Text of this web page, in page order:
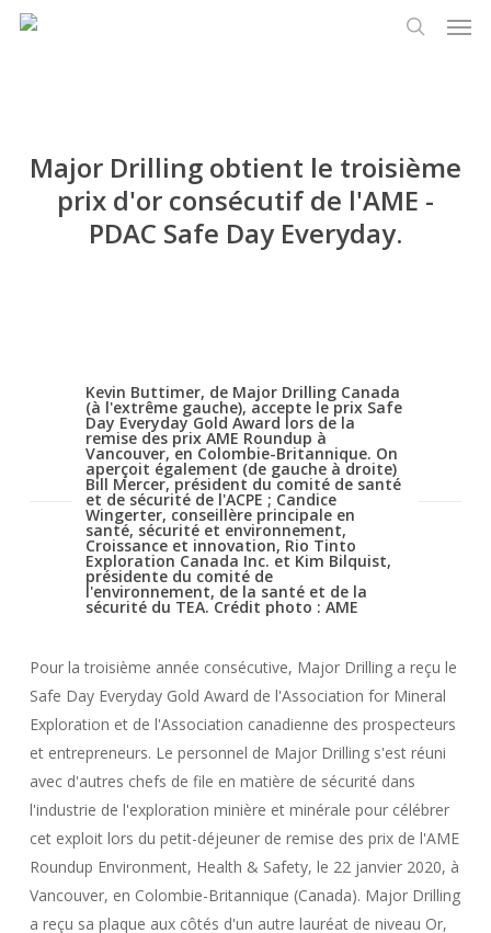
Skip
Major Drilling obtient le troisième
prix d'or consécutif de l'AME -
PDAC Safe Day Everyday.
Kevin Buttimer, de Major Drilling Canada
(à l'extrême gauche), accepte le prix Safe
Day Everyday Gold Award lors de la
remise des prix AME Roundup à
Vancouver, en Colombie-Britannique. On
aperçoit également (de gauche à droite)
Bill Mercer, président du comité de santé
et de sécurité de l'ACPE ; Candice
Wingerter, conseillère principale en
santé, sécurité et environnement,
Croissance et innovation, Rio Tinto
Exploration Canada Inc. et Kim Bilquist,
présidente du comité de
l'environnement, de la santé et de la
sécurité du TEA. Crédit photo : AME
Pour la troisième année consécutive, Major Drilling a reçu le
Safe Day Everyday Gold Award de l'Association for Mineral
Exploration et de l'Association canadienne des prospecteurs
et entrepreneurs. Le personnel de Major Drilling s'est réuni
avec d'autres chefs de file en matière de sécurité dans
l'industrie de l'exploration minière et minérale pour célébrer
cet exploit lors du petit-déjeuner de remise des prix de l'AME
Roundup Environment, Health & Safety, le 22 janvier 2020, à
Vancouver, en Colombie-Britannique (Canada). Major Drilling
a reçu sa plaque aux côtés d'un autre lauréat de niveau Or,